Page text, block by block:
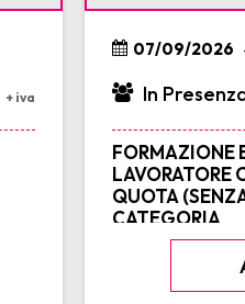
+ iva
07/09/2026
In
FORMAZIONE
LAVORATORE
QUOTA
CATEGORIA